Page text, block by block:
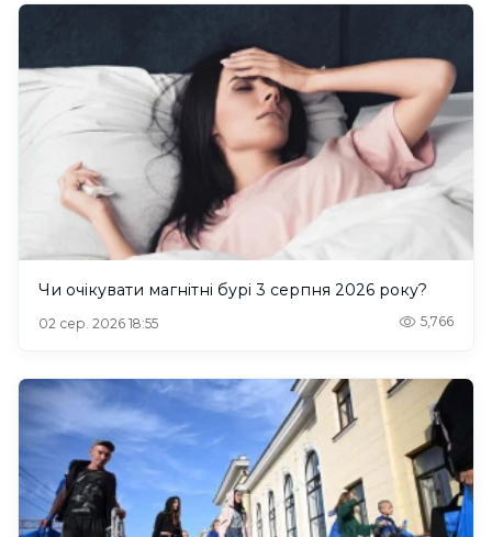
Чи очікувати магнітні бурі 3 серпня 2026 року?
02 сер. 2026 18:55 5,766